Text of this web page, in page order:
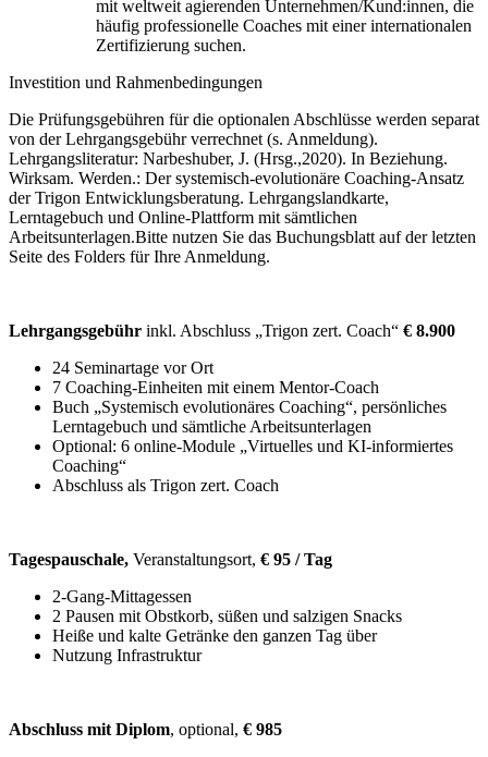
mit weltweit agierenden Unternehmen/Kund:innen, die
häufig professionelle Coaches mit einer internationalen
Zertifizierung suchen.
Investition und Rahmenbedingungen
Die Prüfungsgebühren für die optionalen Abschlüsse werden separat
von der Lehrgangsgebühr verrechnet (s. Anmeldung).
Lehrgangsliteratur: Narbeshuber, J. (Hrsg.,2020). In Beziehung.
Wirksam. Werden.: Der systemisch-evolutionäre Coaching-Ansatz
der Trigon Entwicklungsberatung. Lehrgangslandkarte,
Lerntagebuch und Online-Plattform mit sämtlichen
Arbeitsunterlagen.Bitte nutzen Sie das Buchungsblatt auf der letzten
Seite des Folders für Ihre Anmeldung.
Lehrgangsgebühr inkl. Abschluss „Trigon zert. Coach“ € 8.900
24 Seminartage vor Ort
7 Coaching-Einheiten mit einem Mentor-Coach
Buch „Systemisch evolutionäres Coaching“, persönliches
Lerntagebuch und sämtliche Arbeitsunterlagen
Optional: 6 online-Module „Virtuelles und KI-informiertes
Coaching“
Abschluss als Trigon zert. Coach
Tagespauschale, Veranstaltungsort, € 95 /Tag
2-Gang-Mittagessen
2 Pausen mit Obstkorb, süßen und salzigen Snacks
Heiße und kalte Getränke den ganzen Tag über
Nutzung Infrastruktur
Abschluss mit Diplom, optional, € 985